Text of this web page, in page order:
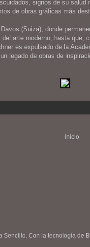
signos de su
de obras gráficas más
(Suiza), donde
arte moderno, hasta que,
es expulsado de la
legado de obras de
Inicio
Sencillo. Con la tecnología de